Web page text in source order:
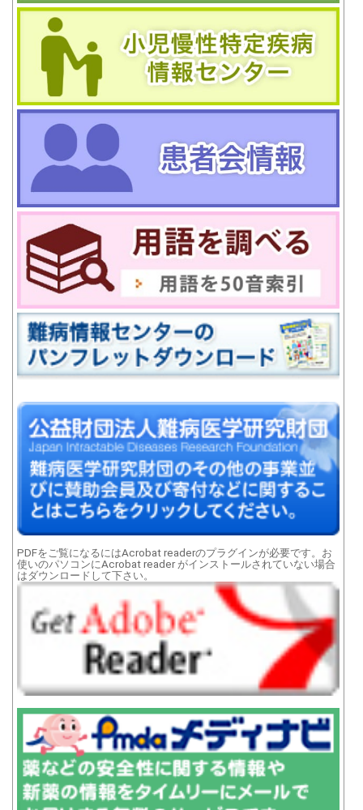
PDFをご覧になるにはAcrobat readerのプラグインが必要です。お
使いのパソコンにAcrobat reader がインストールされていない場合
はダウンロードして下さい。